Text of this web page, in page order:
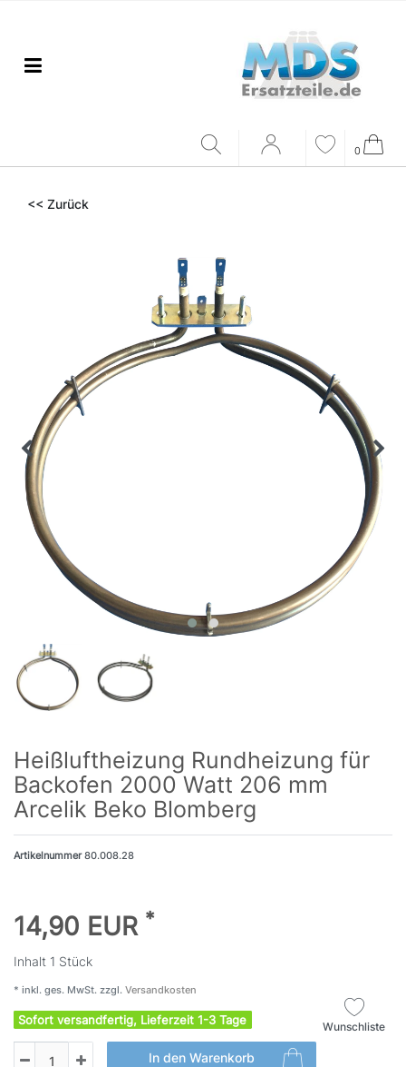
0
<< Zurück
Heißluftheizung Rundheizung für
Backofen 2000 Watt 206 mm
Arcelik Beko Blomberg
Artikelnummer80.008.28
14,90 EUR *
Inhalt 1 Stück
* inkl. ges. MwSt. zzgl. Versandkosten
Sofort versandfertig, Lieferzeit 1-3 Tage
In den Warenkorb
Wunschliste